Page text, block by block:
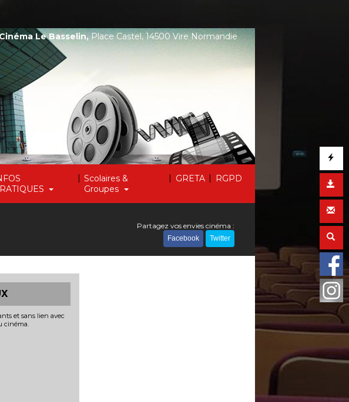
| Scolaires &
Groupes
| GRETA | RGPD
Le Basselin,Place Castel, 14500 Vire Normandie
Partagez vos envies cinéma :
Facebook Twitter
et sans lien avec
cinéma.